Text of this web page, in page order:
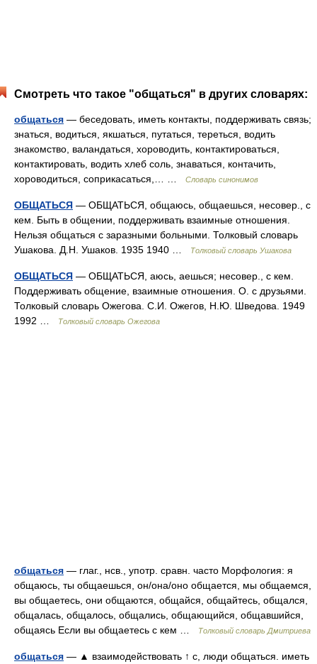
Смотреть что такое "общаться" в других словарях:
общаться — беседовать, иметь контакты, поддерживать связь;
знаться, водиться, якшаться, путаться, тереться, водить
знакомство, валандаться, хороводить, контактироваться,
контактировать, водить хлеб соль, знаваться, контачить,
хороводиться, соприкасаться,… …
Словарь синонимов
ОБЩАТЬСЯ — ОБЩАТЬСЯ, общаюсь, общаешься, несовер., с
кем. Быть в общении, поддерживать взаимные отношения.
Нельзя общаться с заразными больными. Толковый словарь
Ушакова. Д.Н. Ушаков. 1935 1940 …
Толковый словарь Ушакова
ОБЩАТЬСЯ — ОБЩАТЬСЯ, аюсь, аешься; несовер., с кем.
Поддерживать общение, взаимные отношения. О. с друзьями.
Толковый словарь Ожегова. С.И. Ожегов, Н.Ю. Шведова. 1949
1992 …
Толковый словарь Ожегова
общаться — глаг., нсв., употр. сравн. часто Морфология: я
общаюсь, ты общаешься, он/она/оно общается, мы общаемся,
вы общаетесь, они общаются, общайся, общайтесь, общался,
общалась, общалось, общались, общающийся, общавшийся,
общаясь Если вы общаетесь с кем …
Толковый словарь Дмитриева
общаться — ▲ взаимодействовать ↑ с, люди общаться. иметь